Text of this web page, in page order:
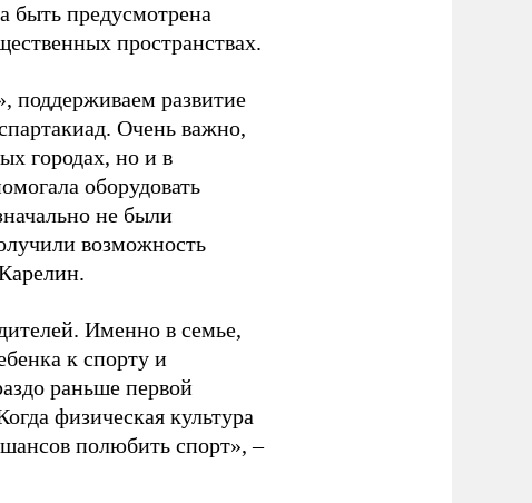
быть предусмотрена
пространствах.
поддерживаем развитие
Очень важно,
городах, но и в
оборудовать
не были
возможность
Именно в семье,
к спорту и
раньше первой
физическая культура
полюбить спорт», –